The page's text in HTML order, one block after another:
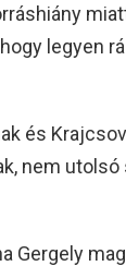
legyen
és
nem utolsó
Gergely